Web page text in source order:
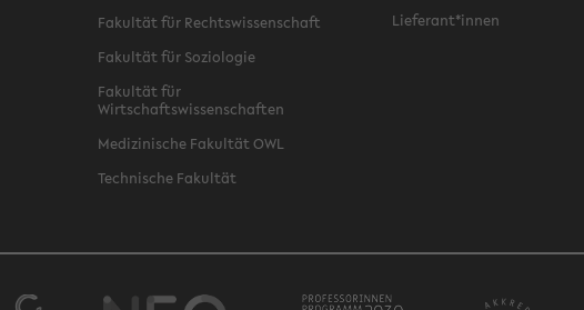
Fakultät für Rechtswissenschaft
Fakultät für Soziologie
Fakultät für
Wirtschaftswissenschaften
Medizinische Fakultät OWL
Technische Fakultät
Lieferant*innen